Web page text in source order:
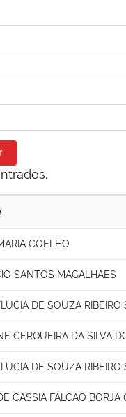
COELHO
SANTOS MAGALHAES
DE SOUZA RIBEIRO
CERQUEIRA DA SILVA
DE SOUZA RIBEIRO
CASSIA FALCAO BORJA